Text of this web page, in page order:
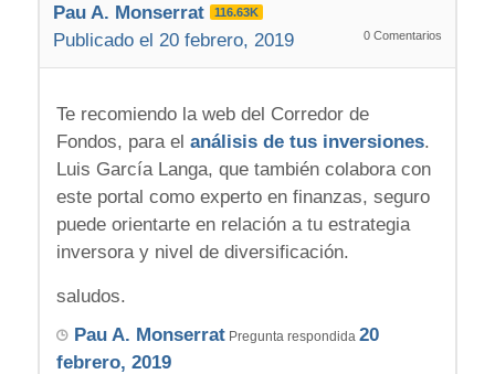
Pau A. Monserrat 116.63K
Publicado el 20 febrero, 2019 0 Comentarios
Te recomiendo la web del Corredor de
Fondos, para el análisis de tus inversiones.
Luis García Langa, que también colabora con
este portal como experto en finanzas, seguro
puede orientarte en relación a tu estrategia
inversora y nivel de diversificación.
saludos.
Pau A. MonserratPregunta respondida 20
febrero, 2019